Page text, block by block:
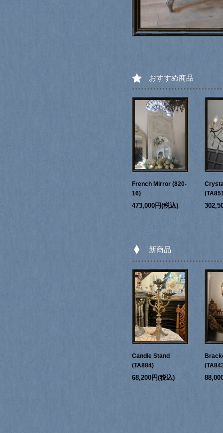
おすすめ商品
French Mirror (820-
16)
473,000円(税込)
新商品
Candle Stand
(TA884)
68,200円(税込)